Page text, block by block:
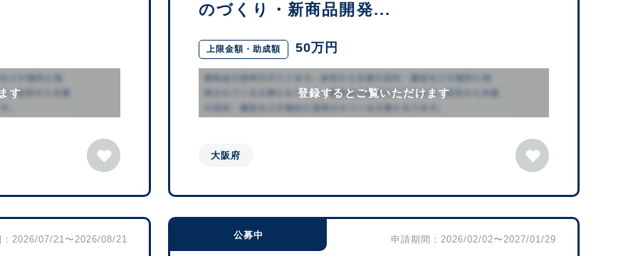
す
のづくり・新商品開発...
上限金額・助成額 50万円
登録するとご覧いただけます
大阪府
：2026/07/21〜2026/08/21 公募中 申請期間：2026/02/02〜2027/01/29